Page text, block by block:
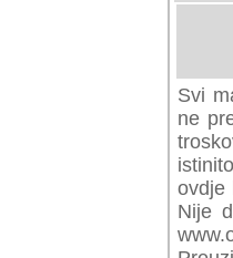
Svi
ovdje
Nije